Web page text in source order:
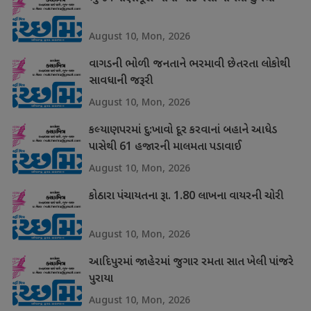
August 10, Mon, 2026
વાગડની ભોળી જનતાને ભરમાવી છેતરતા લોકોથી
સાવધાની જરૂરી
August 10, Mon, 2026
કલ્યાણપરમાં દુ:ખાવો દૂર કરવાનાં બહાને આધેડ
પાસેથી 61 હજારની માલમતા પડાવાઈ
August 10, Mon, 2026
કોઠારા પંચાયતના રૂા. 1.80 લાખના વાયરની ચોરી
August 10, Mon, 2026
આદિપુરમાં જાહેરમાં જુગાર રમતા સાત ખેલી પાંજરે
પુરાયા
August 10, Mon, 2026